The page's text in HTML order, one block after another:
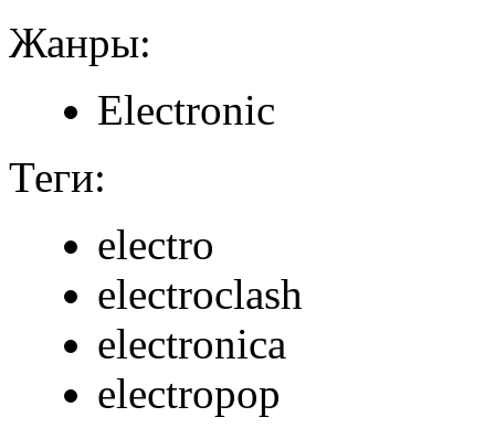
Жанры:
Electronic
Теги:
electro
electroclash
electronica
electropop